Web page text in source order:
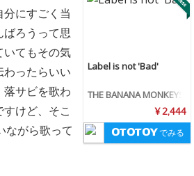
Label is not 'Bad'
THE BANANA MONKEYS
¥ 2,444
でみる
にすごく当
ろうって思
いてもその気
ったらいい
サビを歌わ
けど、そこ
ながら歌って